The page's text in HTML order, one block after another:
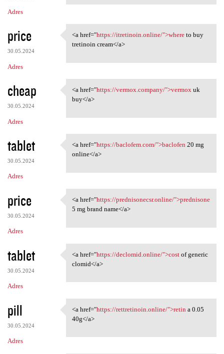
Adres
price
30.05.2024
Adres
<a href="https://itretinoin
<a href="https://itretinoin.online/">whereto buy
tretinoin cream</a>
cheap
30.05.2024
Adres
<a href="https://vermox
<a href="https://vermox.company/">vermoxuk
buy</a>
tablet
30.05.2024
Adres
<a href="https://baclofem.com
<a href="https://baclofem.com/">baclofen 20 mg
online</a>
price
30.05.2024
Adres
<a href="https:/
<a href="https://prednisonecsr.online/">prednisone
5 mg brand name</a>
tablet
30.05.2024
Adres
<a href="https://declomid
<a href="https://declomid.online/">costof generic
clomid</a>
pill
30.05.2024
Adres
<a href="https://rettretinoin
<a href="https://rettretinoin.online/">retin a 0.05
40g</a>